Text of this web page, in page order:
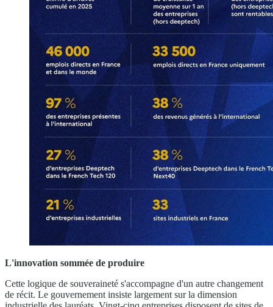
L'innovation sommée de produire
Cette logique de souveraineté s'accompagne d'un autre changement
de récit. Le gouvernement insiste largement sur la dimension